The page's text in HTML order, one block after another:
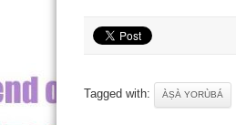
Tagged with: ÀṢÀ YORÙBÁ